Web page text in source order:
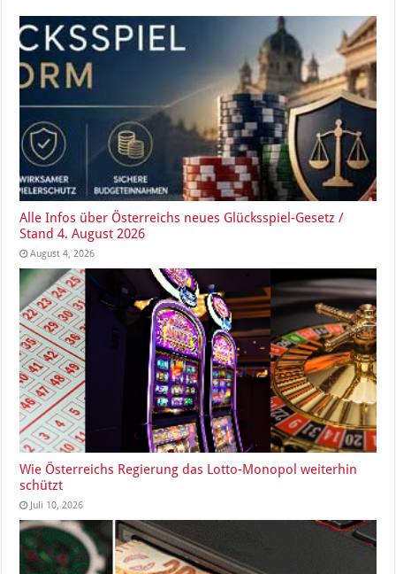
Alle Infos über Österreichs neues Glücksspiel-Gesetz /
Stand 4. August 2026
August 4, 2026
Wie Österreichs Regierung das Lotto-Monopol weiterhin
schützt
Juli 10, 2026